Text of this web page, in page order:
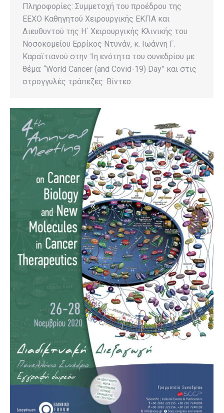
Πληροφορίες: Συμμετοχή του προέδρου της
ΕΕΧΟ Καθηγητού Χειρουργικής ΕΚΠΑ και
Διευθυντού της Η΄ Χειρουργικής Κλινικής του
Νοσοκομείου Ερρίκος Ντυνάν, κ. Ιωάννη Γ.
Καραϊτιανού στην 1η ενότητα του συνεδρίου με
θέμα: “World Cancer (and Covid-19) Day” και στις
στρογγυλές τράπεζες: Βίντεο: